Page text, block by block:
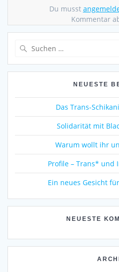
Du musst
Kommentar
NEUESTE
Das Trans-
Solidarität mit
Warum wollt ihr
Profile – Trans* und
Ein neues Gesicht
NEUESTE